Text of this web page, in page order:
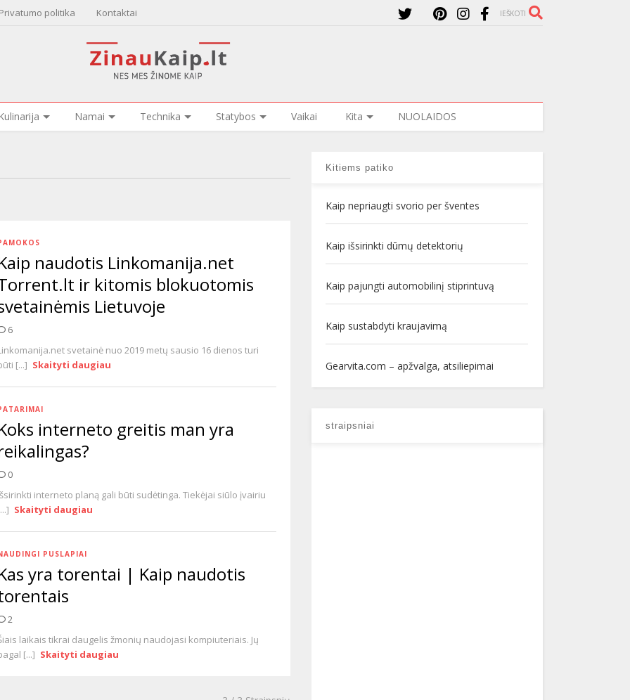
politika Kontaktai IEŠKOTI
Namai Technika Statybos Vaikai Kita NUOLAIDOS
naudotis Linkomanija.net
ir kitomis blokuotomis
Lietuvoje
6
svetainė nuo 2019 metų sausio 16 dienos turi
[...] Skaityti daugiau
interneto greitis man yra
0
interneto planą gali būti sudėtinga. Tiekėjai siūlo įvairiu
Skaityti daugiau
PUSLAPIAI
yra torentai | Kaip naudotis
2
laikais tikrai daugelis žmonių naudojasi kompiuteriais. Jų
[...] Skaityti daugiau
Kitiems patiko
Kaip nepriaugti svorio per šventes
Kaip išsirinkti dūmų detektorių
Kaip pajungti automobilinį stiprintuvą
Kaip sustabdyti kraujavimą
Gearvita.com – apžvalga, atsiliepimai
straipsniai